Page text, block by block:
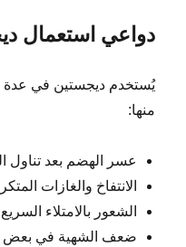
دواعي استعمال
يُستخدم ديجستين في عدة
منها:
عسر الهضم بعد تناول
الانتفاخ والغازات
الشعور بالامتلاء
ضعف الشهية في بعض